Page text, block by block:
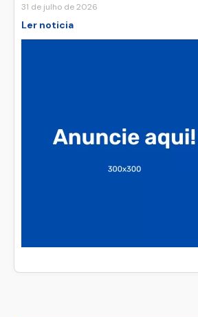
31 de julho de 2026
Ler noticia